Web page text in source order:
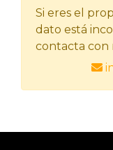
Si eres el
dato está
contacta con